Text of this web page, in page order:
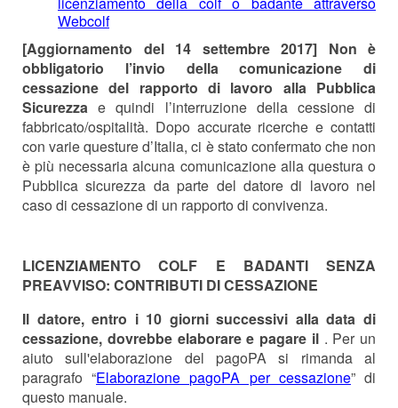
Webcolf
[Aggiornamento del 14 settembre 2017] Non è
obbligatorio l’invio della comunicazione di
cessazione del rapporto di lavoro alla Pubblica
Sicurezza e quindi l’interruzione della cessione di
fabbricato/ospitalità. Dopo accurate ricerche e contatti
con varie questure d’Italia, ci è stato confermato che non
è più necessaria alcuna comunicazione alla questura o
Pubblica sicurezza da parte del datore di lavoro nel
caso di cessazione di un rapporto di convivenza.
LICENZIAMENTO COLF E BADANTI SENZA
PREAVVISO: CONTRIBUTI DI CESSAZIONE
Il datore, entro i 10 giorni successivi alla data di
cessazione, dovrebbe elaborare e pagare il . Per un
aiuto sull'elaborazione del pagoPA si rimanda al
paragrafo “Elaborazione pagoPA per cessazione” di
questo manuale.